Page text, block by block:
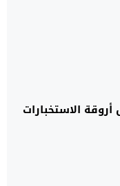
الاستخبارات